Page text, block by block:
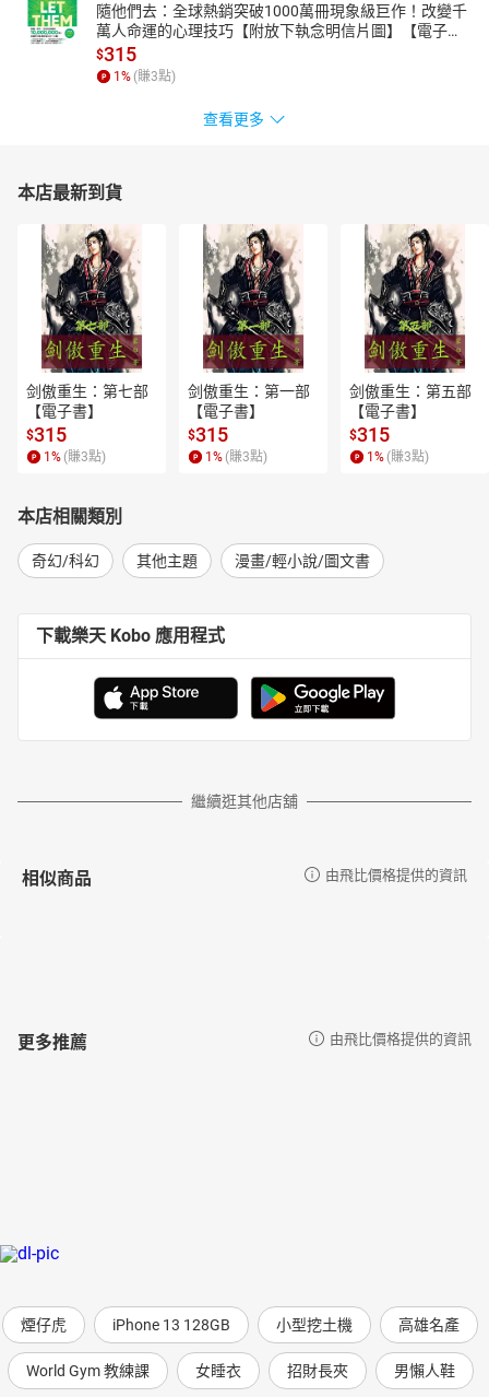
✦核心素養：想像創造。
✦學習領域：自然科學、科技、系統思考與解決問題、規劃執行與
創新應變、科技資訊與媒體素養。
隨他們去：全球熱銷突破1000萬冊現象級巨作！改變千
萬人命運的心理技巧【附放下執念明信片圖】【電子
書】
$315
1 % (賺3點)
查看更多
本店最新到貨
剑傲重生：第七部
【電子書】
$315
1 % (賺3點)
剑傲重生：第一部
【電子書】
$315
1 % (賺3點)
剑傲重生：第五部
【電子書】
$315
1 % (賺3點)
本店相關類別
奇幻/科幻 其他主題 漫畫/輕小說/圖文書
下載樂天 Kobo 應用程式
繼續逛其他店舖
相似商品 由飛比價格提供的資訊
更多推薦 由飛比價格提供的資訊
煙仔虎 iPhone 13 128GB 小型挖土機 高雄名產
World Gym 教練課 女睡衣 招財長夾 男懶人鞋